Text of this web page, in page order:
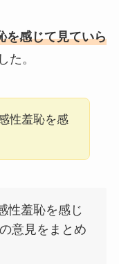
を感じて見ていら
た。
性羞恥を感
性羞恥を感じ
意見をまとめ